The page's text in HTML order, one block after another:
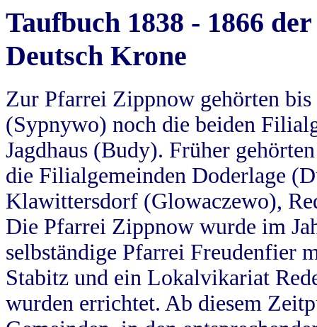
Taufbuch 1838 - 1866
Deutsch Krone
Zur Pfarrei Zippnow gehörten
(Sypnywo) noch die beiden
Jagdhaus (Budy). Früher
die Filialgemeinden Doderlage
Klawittersdorf (Glowaczewo),
Die Pfarrei Zippnow wurde im
selbständige Pfarrei Freudenfier
Stabitz und ein Lokalvikariat
wurden errichtet. Ab diesem